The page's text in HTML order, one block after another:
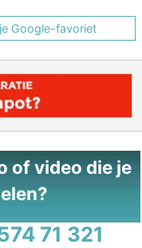
je Google-favoriet
of video die je
71 321